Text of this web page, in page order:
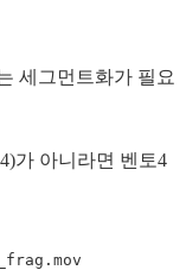
세그먼트화가 필요
가 아니라면 벤토4